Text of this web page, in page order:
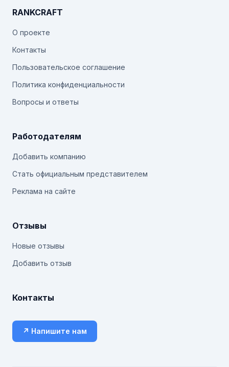
RANKCRAFT
О проекте
Контакты
Пользовательское соглашение
Политика конфиденциальности
Вопросы и ответы
Работодателям
Добавить компанию
Стать официальным представителем
Реклама на сайте
Отзывы
Новые отзывы
Добавить отзыв
Контакты
↗ Напишите нам